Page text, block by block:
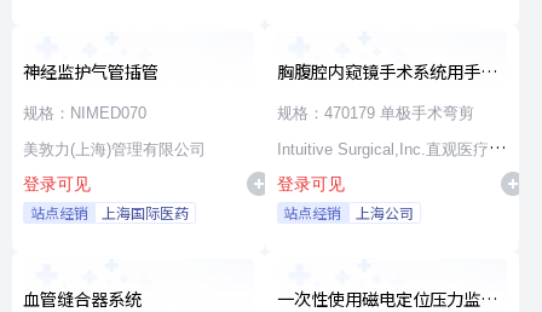
神经监护气管插管
规格：NIMED070
美敦力(上海)管理有限公司
登录可见
站点经销 上海国际医药
胸腹腔内窥镜手术系统用手术
器械
规格：470179 单极手术弯剪
Intuitive Surgical,Inc.直观医疗公
司
登录可见
站点经销 上海公司
血管缝合器系统
一次性使用磁电定位压力监测